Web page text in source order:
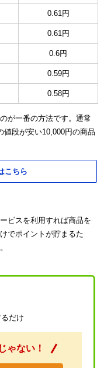
0.61円
0.61円
0.6円
0.59円
0.58円
が一番の方法です。通常
値段が安い10,000円の商品
こちら
ビスを利用すれば商品を
でポイントが貯まるた
だけ
ゃない！